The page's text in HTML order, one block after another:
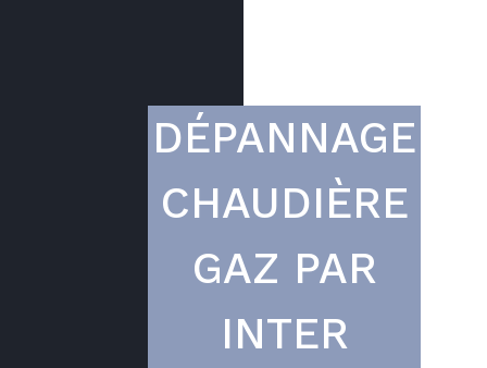
DÉPANNAGE
CHAUDIÈRE
GAZ PAR
INTER